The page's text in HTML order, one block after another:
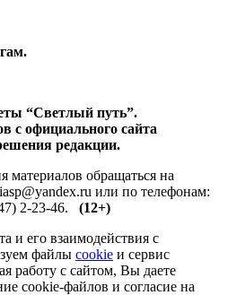
“Светлый путь”.
с официального сайта
редакции.
материалов обращаться на
или по телефонам:
2-23-46. (12+)
и его взаимодействия с
файлы cookie и сервис
работу с сайтом, Вы даете
cookie-файлов и согласие на